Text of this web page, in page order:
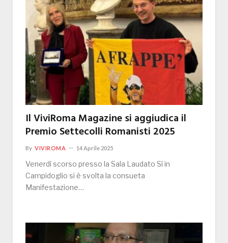
Il ViviRoma Magazine si aggiudica il
Premio Settecolli Romanisti 2025
By VIVIROMA 14 Aprile 2025
Venerdì scorso presso la Sala Laudato Sì in
Campidoglio si è svolta la consueta
Manifestazione…